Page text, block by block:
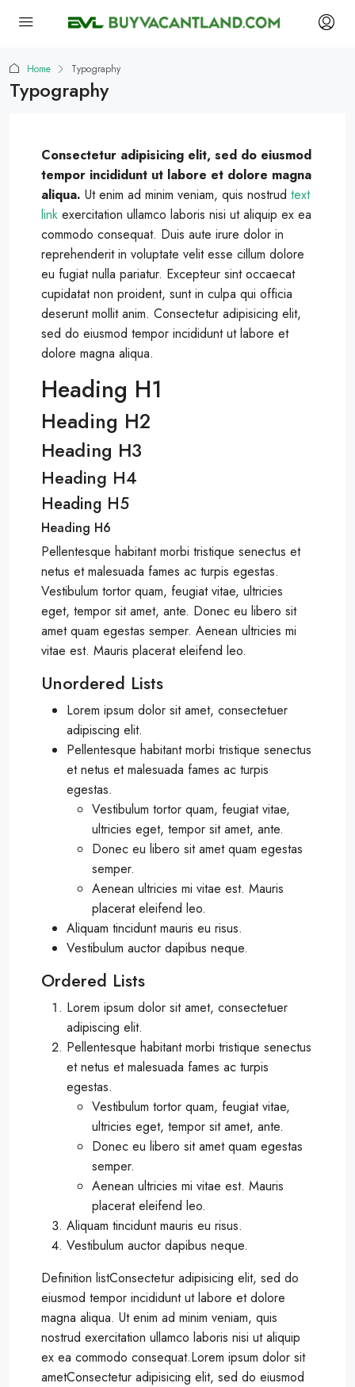
Home Typography
Typography
Consectetur adipisicing elit, sed do eiusmod
tempor incididunt ut labore et dolore magna
aliqua. Ut enim ad minim veniam, quis nostrud text
link exercitation ullamco laboris nisi ut aliquip ex ea
commodo consequat. Duis aute irure dolor in
reprehenderit in voluptate velit esse cillum dolore
eu fugiat nulla pariatur. Excepteur sint occaecat
cupidatat non proident, sunt in culpa qui officia
deserunt mollit anim. Consectetur adipisicing elit,
sed do eiusmod tempor incididunt ut labore et
dolore magna aliqua.
Heading H1
Heading H2
Heading H3
Heading H4
Heading H5
Heading H6
Pellentesque habitant morbi tristique senectus et
netus et malesuada fames ac turpis egestas.
Vestibulum tortor quam, feugiat vitae, ultricies
eget, tempor sit amet, ante. Donec eu libero sit
amet quam egestas semper. Aenean ultricies mi
vitae est. Mauris placerat eleifend leo.
Unordered Lists
Lorem ipsum dolor sit amet, consectetuer
adipiscing elit.
Pellentesque habitant morbi tristique senectus
et netus et malesuada fames ac turpis
egestas.
Vestibulum tortor quam, feugiat vitae,
ultricies eget, tempor sit amet, ante.
Donec eu libero sit amet quam egestas
semper.
Aenean ultricies mi vitae est. Mauris
placerat eleifend leo.
Aliquam tincidunt mauris eu risus.
Vestibulum auctor dapibus neque.
Ordered Lists
Lorem ipsum dolor sit amet, consectetuer
adipiscing elit.
Pellentesque habitant morbi tristique senectus
et netus et malesuada fames ac turpis
egestas.
Vestibulum tortor quam, feugiat vitae,
ultricies eget, tempor sit amet, ante.
Donec eu libero sit amet quam egestas
semper.
Aenean ultricies mi vitae est. Mauris
placerat eleifend leo.
Aliquam tincidunt mauris eu risus.
Vestibulum auctor dapibus neque.
Definition listConsectetur adipisicing elit, sed do
eiusmod tempor incididunt ut labore et dolore
magna aliqua. Ut enim ad minim veniam, quis
nostrud exercitation ullamco laboris nisi ut aliquip
ex ea commodo consequat.Lorem ipsum dolor sit
ametConsectetur adipisicing elit, sed do eiusmod